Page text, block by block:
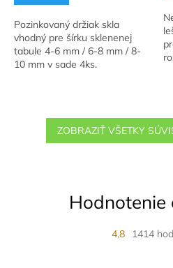
5
hviezdičiek.
Pozinkovaný držiak skla
vhodný pre šírku sklenenej
tabule 4-6 mm / 6-8 mm / 8-
10 mm v sade 4ks.
ZOBRAZIŤ VŠETKY
Hodnotenie
4,8 1414